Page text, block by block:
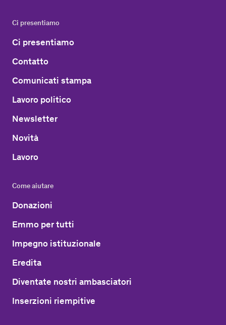
Ci presentiamo
Ci presentiamo
Contatto
Comunicati stampa
Lavoro politico
Newsletter
Novità
Lavoro
Come aiutare
Donazioni
Emmo per tutti
Impegno istituzionale
Eredita
Diventate nostri ambasciatori
Inserzioni riempitive